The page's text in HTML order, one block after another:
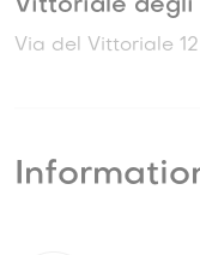
Vittoriale degli
Via del Vittoriale